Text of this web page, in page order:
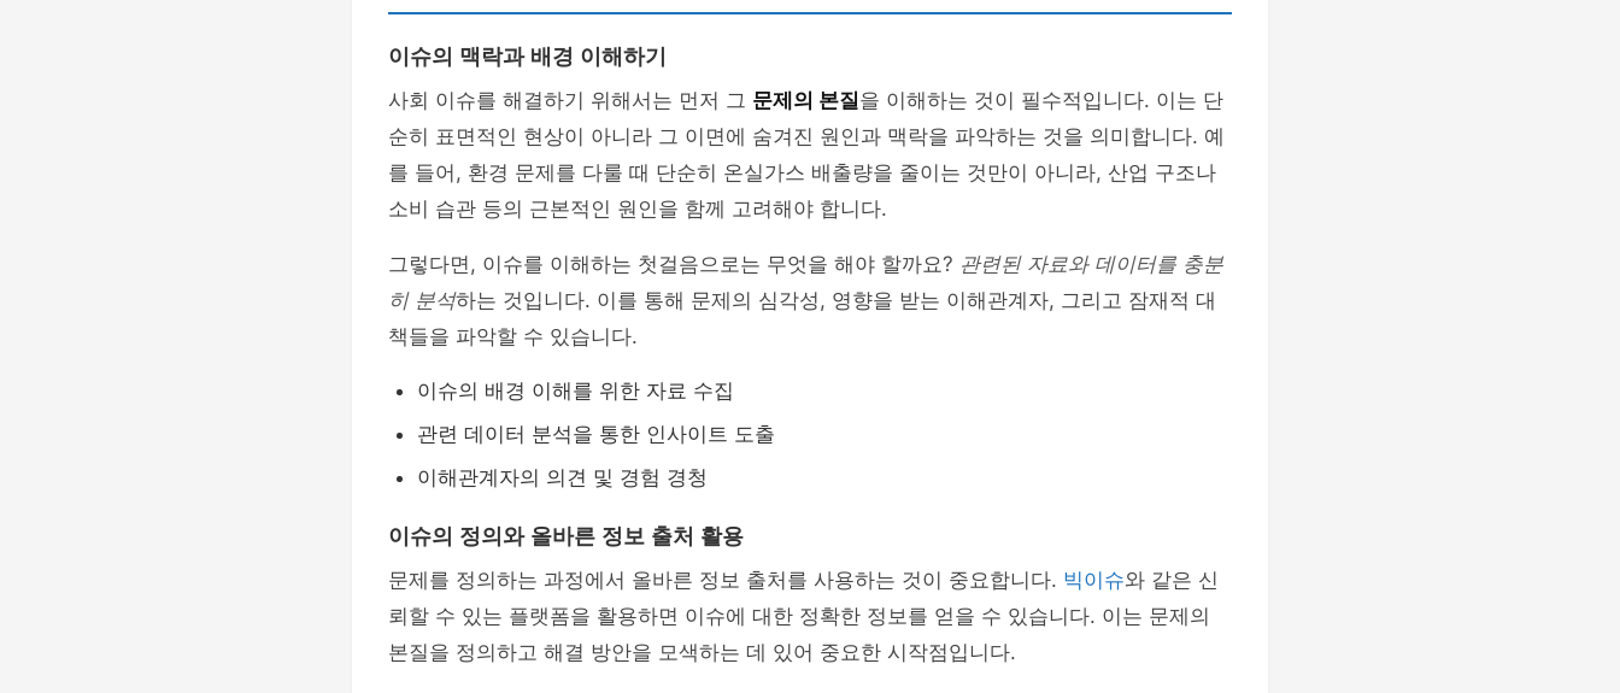
이슈의 맥락과 배경 이해하기
사회 이슈를 해결하기 위해서는 먼저 그 문제의 본질을 이해하는 것이 필수적입니다. 이는 단
순히 표면적인 현상이 아니라 그 이면에 숨겨진 원인과 맥락을 파악하는 것을 의미합니다. 예
를 들어, 환경 문제를 다룰 때 단순히 온실가스 배출량을 줄이는 것만이 아니라, 산업 구조나
소비 습관 등의 근본적인 원인을 함께 고려해야 합니다.
그렇다면, 이슈를 이해하는 첫걸음으로는 무엇을 해야 할까요? 관련된 자료와 데이터를 충분
히 분석하는 것입니다. 이를 통해 문제의 심각성, 영향을 받는 이해관계자, 그리고 잠재적 대
책들을 파악할 수 있습니다.
이슈의 배경 이해를 위한 자료 수집
관련 데이터 분석을 통한 인사이트 도출
이해관계자의 의견 및 경험 경청
이슈의 정의와 올바른 정보 출처 활용
문제를 정의하는 과정에서 올바른 정보 출처를 사용하는 것이 중요합니다. 빅이슈와 같은 신
뢰할 수 있는 플랫폼을 활용하면 이슈에 대한 정확한 정보를 얻을 수 있습니다. 이는 문제의
본질을 정의하고 해결 방안을 모색하는 데 있어 중요한 시작점입니다.